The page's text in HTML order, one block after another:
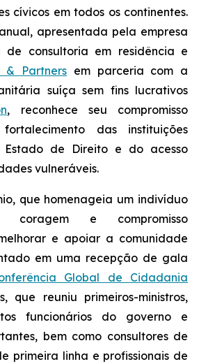
cívicos em todos os continentes.
apresentada pela empresa
de consultoria em residência e
& Partners em parceria com a
suíça sem fins lucrativos
, reconhece seu compromisso
das instituições
Estado de Direito e do acesso
vulneráveis.
que homenageia um indivíduo
coragem e compromisso
e apoiar a comunidade
em uma recepção de gala
Global de Cidadania
que reuniu primeiros-ministros,
funcionários do governo e
bem como consultores de
primeira linha e profissionais de